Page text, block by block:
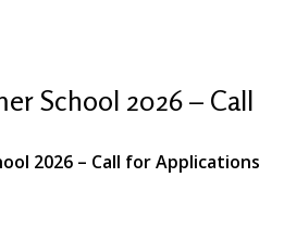
School 2026 – Call
2026 – Call for Applications